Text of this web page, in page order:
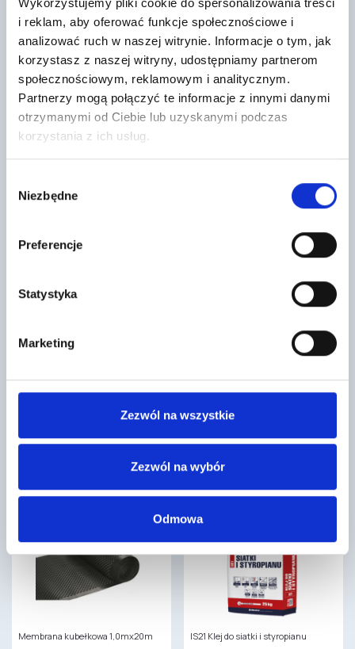
Wykorzystujemy pliki cookie do spersonalizowania treści
i reklam, aby oferować funkcje społecznościowe i
analizować ruch w naszej witrynie. Informacje o tym, jak
korzystasz z naszej witryny, udostępniamy partnerom
społecznościowym, reklamowym i analitycznym.
Partnerzy mogą połączyć te informacje z innymi danymi
otrzymanymi od Ciebie lub uzyskanymi podczas
korzystania z ich usług.
zgody
Niezbędne
Preferencje
Statystyka
Marketing
Zezwól na wszystkie
Zezwól na wybór
Odmowa
Dachówka podstawowa Celtycka
cisar grafit
5,44 zł/ szt
Dachówka betonowa BRAAS
CELTYCKA CISAR stosowana do
Dachówka podstawowa Nelskamp
Sigma LongLife Mat ceglasty
NELSKAMP
4,71 zł/ szt
betonowa dachówka o
157,59 zł/ szt
Płyta budowlana Ultra Panel to
nowoczesny, wielofunkcyjny
materiał przeznaczony do
wyrównywania oraz zabudowy
10
Tynk na bazie żywicy silikonowej,
kruszywa o strukturze baranka
Membrana kubełkowa 1,0mx20m IS21 Klej do siatki i styropianu